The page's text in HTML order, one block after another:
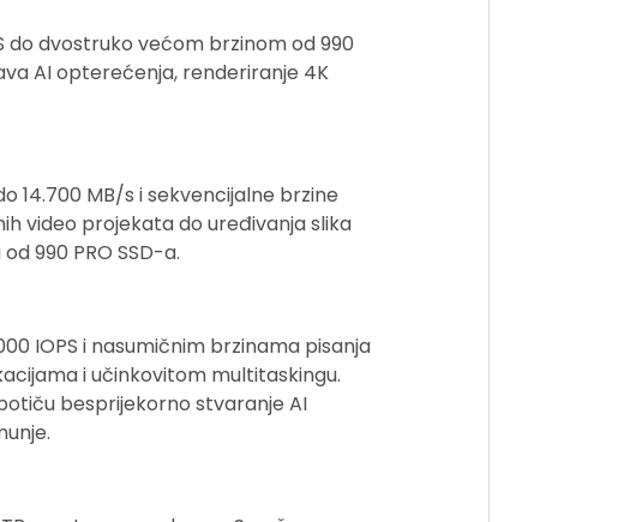
do dvostruko većom brzinom od 990
AI opterećenja, renderiranje 4K
14.700 MB/s i sekvencijalne brzine
video projekata do uređivanja slika
990 PRO SSD-a.
IOPS i nasumičnim brzinama pisanja
i učinkovitom multitaskingu.
besprijekorno stvaranje AI